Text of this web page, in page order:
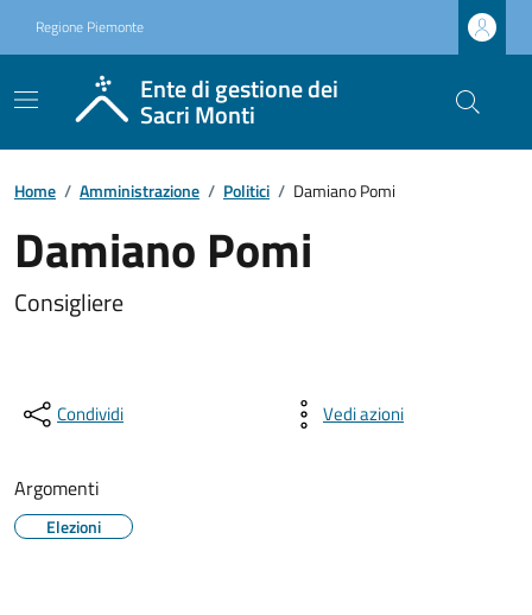
Regione Piemonte
Ente di gestione dei
Sacri Monti
Home / Amministrazione / Politici / Damiano Pomi
Damiano Pomi
Consigliere
Condividi Vedi azioni
Argomenti
Elezioni